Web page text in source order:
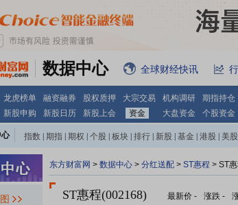
数据中心 全球财经快讯
龙虎榜单 融资融券 股权质押 大宗交易 机构调研 期指持仓
新股申购 新股日历 新股上会 资金 大盘资金 个股资金
指数 期指 期权 个股 板块 排行 新股 基金 港股 美股
东方财富网 > 数据中心 > 分红送配 > ST惠程 > ST
ST惠程(002168) 最新价 - 涨跌 -